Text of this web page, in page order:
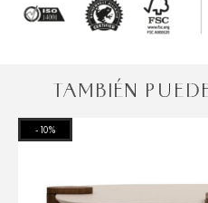
TAMBIÉN
-10%